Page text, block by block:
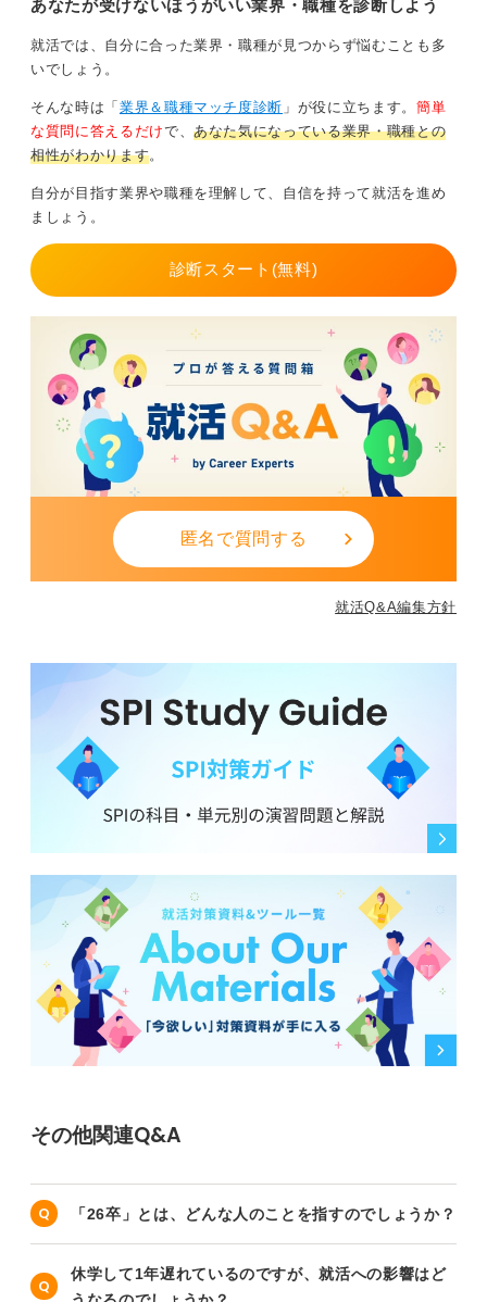
は珍しくありません。
たとえば「教えてもらっていないからできません」と言
う人は、知識不足ではなく責任感の欠如と受け取られや
すいです。
また、どんなに優秀でも「協調性がない人」も組織では
敬遠されます。企業活動はチームで動くため、周囲の意
見を聞かずに自己主張ばかりする人、逆に意見を言わず
に流される人も信頼を得にくい傾向があります。
さらに、「できない理由」ばかり探す人も要注意です。
失敗を人や環境のせいにせず、「次はどうすればできる
か」を考える人が評価されます。
未経験でも「誠実さ・柔軟さ・学ぶ姿勢」があれば
評価される
企業側は数十万〜百万円近くの採用コストをかけている
ため、「伸びしろが見えない」「協調性がない」人を採
用することは、大きなリスクになります。
ができる」「失敗を活かして動ける」学生さんは高く評
価されます。
①「できない」を「どうすればできるか」に言い換える
③チーム経験を通して協働姿勢を磨く
などが挙げられます。
いらない人材とは能力の低い人ではなく「変わろうとし
ない人」です。誠実さ・柔軟さ・学ぶ姿勢を持てば、誰
でも企業に必要とされる存在になれますよ。
あなたが受けないほうがいい業界・職種を診断しよう
就活では、自分に合った業界・職種が見つからず悩むことも多
いでしょう。
そんな時は「 業界＆職種マッチ度診断 」が役に立ちます。 簡単
な質問に答えるだけで、あなた気になっている業界・職種との
相性がわかります。
自分が目指す業界や職種を理解して、自信を持って就活を進め
ましょう。
診断スタート(無料)
匿名で質問する
就活Q&A編集方針
その他関連Q&A
「26卒」とは、どんな人のことを指すのでしょうか？
休学して1年遅れているのですが、就活への影響はど